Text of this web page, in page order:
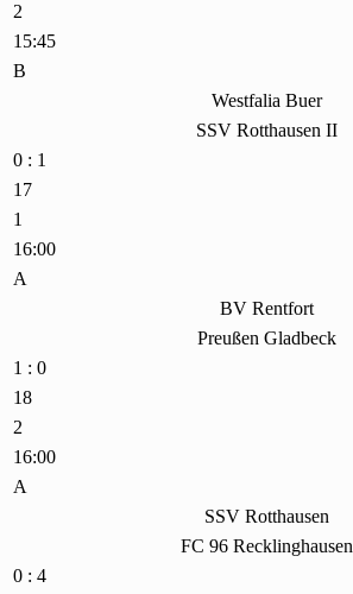
2
15:45
B
Westfalia Buer
SSV Rotthausen II
0 : 1
17
1
16:00
A
BV Rentfort
Preußen Gladbeck
1 : 0
18
2
16:00
A
SSV Rotthausen
FC 96 Recklinghausen
0 : 4